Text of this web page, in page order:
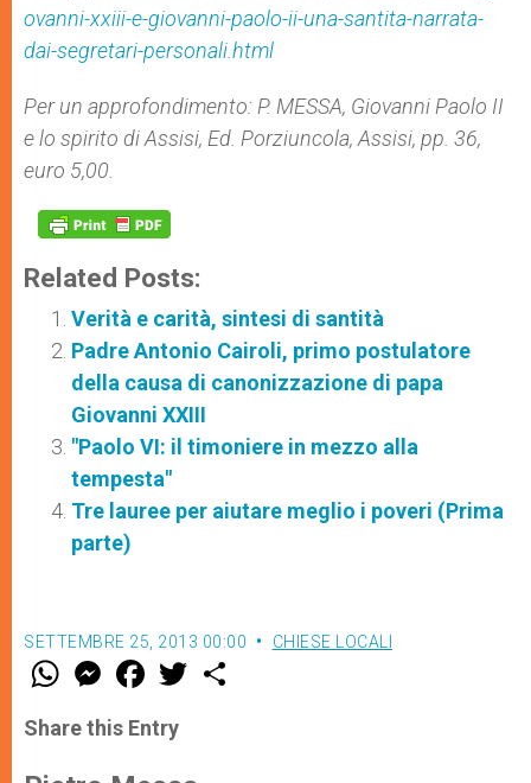
ovanni-xxiii-e-giovanni-paolo-ii-una-santita-narrata-
dai-segretari-personali.html
Per un approfondimento: P. MESSA, Giovanni Paolo II
e lo spirito di Assisi, Ed. Porziuncola, Assisi, pp. 36,
euro 5,00.
Related Posts:
Verità e carità, sintesi di santità
Padre Antonio Cairoli, primo postulatore
della causa di canonizzazione di papa
Giovanni XXIII
"Paolo VI: il timoniere in mezzo alla
tempesta"
Tre lauree per aiutare meglio i poveri (Prima
parte)
SETTEMBRE 25, 2013 00:00 CHIESE LOCALI
W
t
s
p
M
e
s
e
g
F
a
e
b
o
w
r
Share this Entry